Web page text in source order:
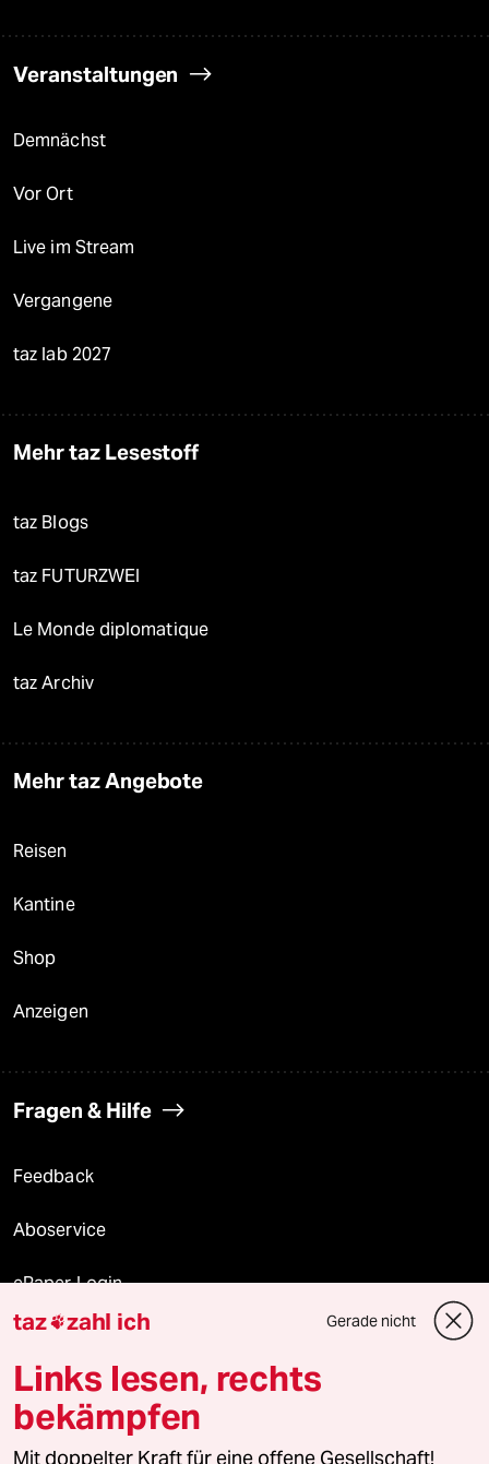
Veranstaltungen
Demnächst
Vor Ort
Live im Stream
Vergangene
taz lab 2027
Mehr taz Lesestoff
taz Blogs
taz FUTURZWEI
Le Monde diplomatique
taz Archiv
Mehr taz Angebote
Reisen
Kantine
Shop
Anzeigen
Fragen & Hilfe
Feedback
Aboservice
ePaper Login
Downloads für Abonnierende
© 2026 taz Verlags und Vertriebs GmbH
Alle Rechte vorbehalten. Bei rechtlichen Fragen oder für Genehmigungen
taz zahl ich Gerade nicht
Links lesen, rechts
bekämpfen
Mit doppelter Kraft für eine offene Gesellschaft!